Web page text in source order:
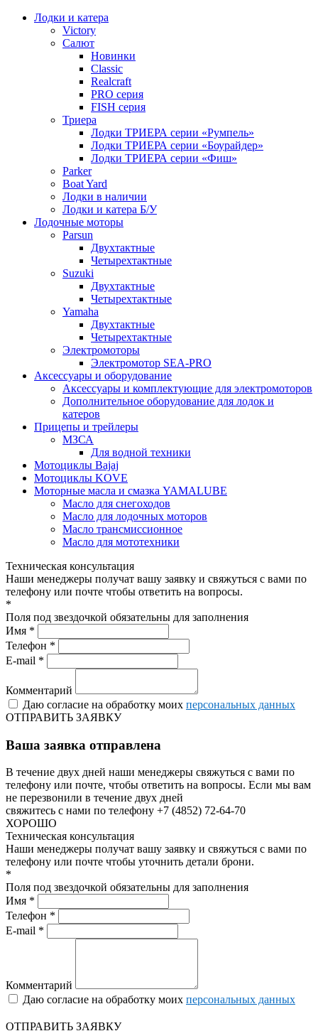
Лодки и катера
Victory
Салют
Новинки
Classic
Realcraft
PRO серия
FISH серия
Триера
Лодки ТРИЕРА серии «Румпель»
Лодки ТРИЕРА серии «Боурайдер»
Лодки ТРИЕРА серии «Фиш»
Parker
Boat Yard
Лодки в наличии
Лодки и катера Б/У
Лодочные моторы
Parsun
Двухтактные
Четырехтактные
Suzuki
Двухтактные
Четырехтактные
Yamaha
Двухтактные
Четырехтактные
Электромоторы
Электромотор SEA-PRO
Аксессуары и оборудование
Аксессуары и комплектующие для электромоторов
Дополнительное оборудование для лодок и
катеров
Прицепы и трейлеры
МЗСА
Для водной техники
Мотоциклы Bajaj
Мотоциклы KOVE
Моторные масла и смазка YAMALUBE
Масло для снегоходов
Масло для лодочных моторов
Масло трансмиссионное
Масло для мототехники
Техническая консультация
Наши менеджеры получат вашу заявку и свяжуться с вами по
телефону или почте чтобы ответить на вопросы.
*
Поля под звездочкой обязательны для заполнения
Имя *
Телефон *
E-mail *
Комментарий
Даю согласие на обработку моих персональных данных
ОТПРАВИТЬ ЗАЯВКУ
Ваша заявка отправлена
В течение двух дней наши менеджеры свяжуться с вами по
телефону или почте, чтобы ответить на вопросы. Если мы вам
не перезвонили в течение двух дней
свяжитесь с нами по телефону +7 (4852) 72-64-70
ХОРОШО
Техническая консультация
Наши менеджеры получат вашу заявку и свяжуться с вами по
телефону или почте чтобы уточнить детали брони.
*
Поля под звездочкой обязательны для заполнения
Имя *
Телефон *
E-mail *
Комментарий
Даю согласие на обработку моих персональных данных
ОТПРАВИТЬ ЗАЯВКУ